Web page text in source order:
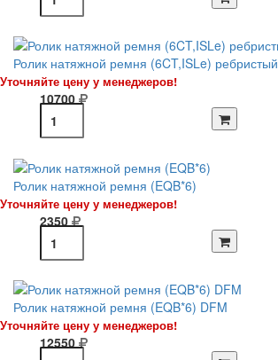
Ролик натяжной ремня (6CT,ISLe) ребристый
Уточняйте цену у менеджеров!
10700
Ролик натяжной ремня (EQB*6)
Уточняйте цену у менеджеров!
2350
Ролик натяжной ремня (EQB*6) DFM
Уточняйте цену у менеджеров!
12550